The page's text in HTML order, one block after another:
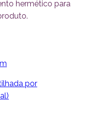
hermético para
por